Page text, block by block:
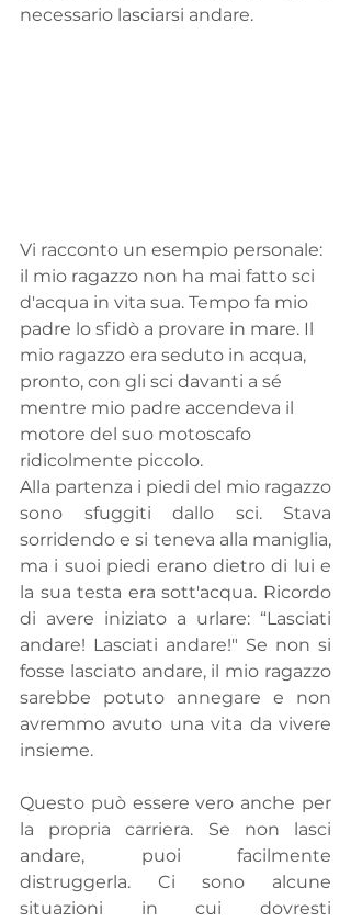
necessario lasciarsi andare.
Vi racconto un esempio personale:
il mio ragazzo non ha mai fatto sci
d'acqua in vita sua. Tempo fa mio
padre lo sfidò a provare in mare. Il
mio ragazzo era seduto in acqua,
pronto, con gli sci davanti a sé
mentre mio padre accendeva il
motore del suo motoscafo
ridicolmente piccolo.
Alla partenza i piedi del mio ragazzo
sono sfuggiti dallo sci. Stava
sorridendo e si teneva alla maniglia,
ma i suoi piedi erano dietro di lui e
la sua testa era sott'acqua. Ricordo
di avere iniziato a urlare: “Lasciati
andare! Lasciati andare!" Se non si
fosse lasciato andare, il mio ragazzo
sarebbe potuto annegare e non
avremmo avuto una vita da vivere
insieme.
Questo può essere vero anche per
la propria carriera. Se non lasci
andare, puoi facilmente
distruggerla. Ci sono alcune
situazioni in cui dovresti